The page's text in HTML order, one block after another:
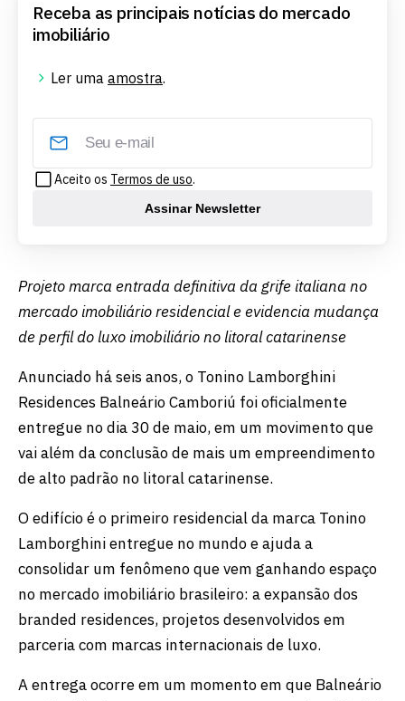
Receba as principais notícias do mercado
imobiliário
Ler uma amostra.
Aceito os Termos de uso.
Assinar Newsletter
Projeto marca entrada definitiva da grife italiana no
mercado imobiliário residencial e evidencia mudança
de perfil do luxo imobiliário no litoral catarinense
Anunciado há seis anos, o Tonino Lamborghini
Residences Balneário Camboriú foi oficialmente
entregue no dia 30 de maio, em um movimento que
vai além da conclusão de mais um empreendimento
de alto padrão no litoral catarinense.
O edifício é o primeiro residencial da marca Tonino
Lamborghini entregue no mundo e ajuda a
consolidar um fenômeno que vem ganhando espaço
no mercado imobiliário brasileiro: a expansão dos
branded residences, projetos desenvolvidos em
parceria com marcas internacionais de luxo.
A entrega ocorre em um momento em que Balneário